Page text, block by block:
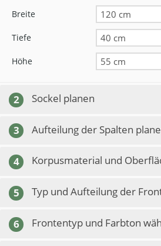
Breite
Tiefe
Höhe
2 Sockel planen
3 Aufteilung der Spalten
4 Korpusmaterial und
5 Typ und Aufteilung der
6 Frontentyp und Farbton